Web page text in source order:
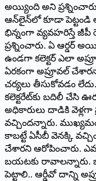
అయ్యింది అని
ఆన్‌లైన్‌లో కూడా పెట్టండి
భిన్నంగా వ్యవహరిస్తే జీపీ
ప్రశ్నించారు. ఏ ఆర్డర్
ఉండగా కలెక్టర్ ఎలా
ఏరకంగా అప్రూవల్
చర్యలు తీసుకోవడం
కలెక్టరేట్‌కు బదిలీ చేసి
అధికారులు దాడికి వెళ్లగా
వచ్చిందన్నారు.
కాబట్టే ఏసీబీ వెనక్కి
చేశారని ఆరోపించారు.
బయటకు రావాలన్నారు.
పెట్టాలి.. ఆర్డీవో దాన్ని